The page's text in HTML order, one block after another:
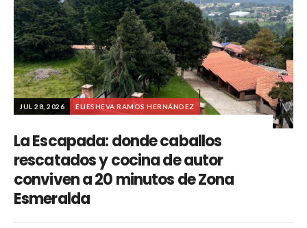
JUL 28, 2026 ELIESHEVA RAMOS HERNÁNDEZ
La Escapada: donde caballos
rescatados y cocina de autor
conviven a 20 minutos de Zona
Esmeralda